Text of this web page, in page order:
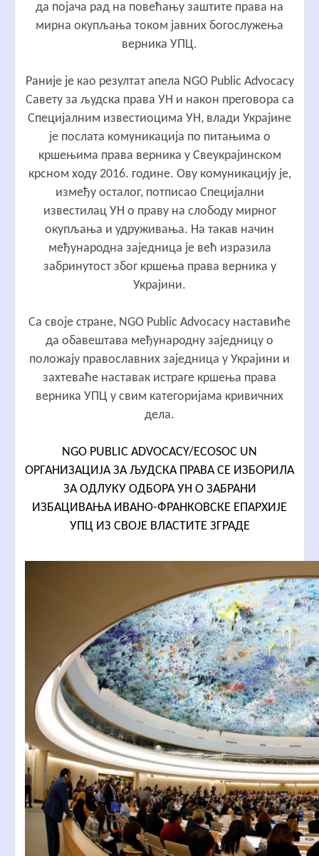
да појача рад на повећању заштите права на
мирна окупљања током јавних богослужења
верника УПЦ.
Раније је као резултат апела NGO Public Advocacy
Савету за људска права УН и након преговора са
Специјалним известиоцима УН, влади Украјине
је послата комуникација по питањима о
кршењима права верника у Свеукрајинском
крсном ходу 2016. године. Ову комуникацију је,
између осталог, потписао Специјални
известилац УН о праву на слободу мирног
окупљања и удруживања. На такав начин
међународна заједница је већ изразила
забринутост због кршења права верника у
Украјини.
Са своје стране, NGO Public Advocacy наставиће
да обавештава међународну заједницу о
положају православних заједница у Украјини и
захтеваће наставак истраге кршења права
верника УПЦ у свим категоријама кривичних
дела.
NGO PUBLIC ADVOCACY/ECOSOC UN
ОРГАНИЗАЦИЈА ЗА ЉУДСКА ПРАВА СЕ ИЗБОРИЛА
ЗА ОДЛУКУ ОДБОРА УН О ЗАБРАНИ
ИЗБАЦИВАЊА ИВАНО-ФРАНКОВСКЕ ЕПАРХИЈЕ
УПЦ ИЗ СВОЈЕ ВЛАСТИТЕ ЗГРАДЕ